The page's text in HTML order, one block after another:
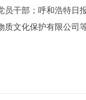
干部；呼和浩特日
文化保护有限公司